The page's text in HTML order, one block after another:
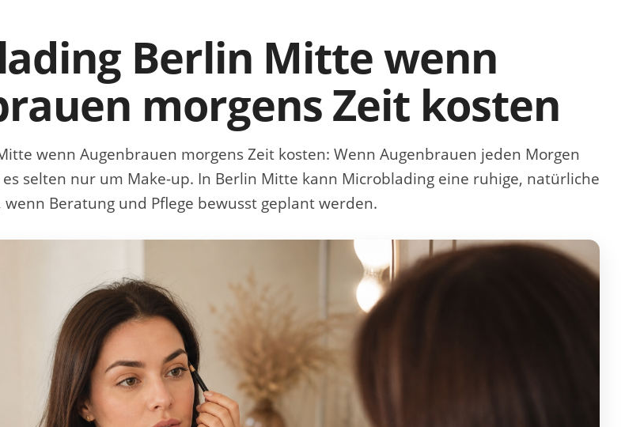
Berlin Mitte wenn
morgens Zeit kosten
wenn Augenbrauen morgens Zeit kosten: Wenn Augenbrauen jeden Morgen
selten nur um Make-up. In Berlin Mitte kann Microblading eine ruhige, natürliche
Beratung und Pflege bewusst geplant werden.